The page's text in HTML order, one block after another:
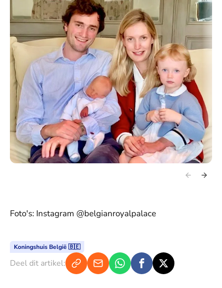
Foto's: Instagram @belgianroyalpalace
Koningshuis België 🇧🇪
Deel dit artikel: